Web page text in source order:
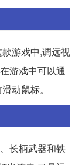
游戏中,调远视
游戏中可以通
动鼠标。
长柄武器和铁